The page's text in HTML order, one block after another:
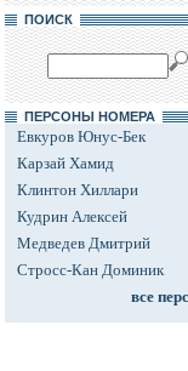
ПОИСК
ПЕРСОНЫ НОМЕРА
Евкуров Юнус-Бек
Карзай Хамид
Клинтон Хиллари
Кудрин Алексей
Медведев Дмитрий
Стросс-Кан Доминик
все